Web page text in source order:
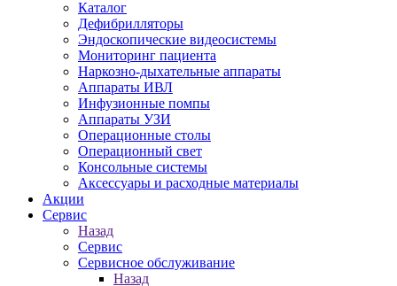
Каталог
Дефибрилляторы
Эндоскопические видеосистемы
Мониторинг пациента
Наркозно-дыхательные аппараты
Аппараты ИВЛ
Инфузионные помпы
Аппараты УЗИ
Операционные столы
Операционный свет
Консольные системы
Аксессуары и расходные материалы
Акции
Сервис
Назад
Сервис
Сервисное обслуживание
Назад